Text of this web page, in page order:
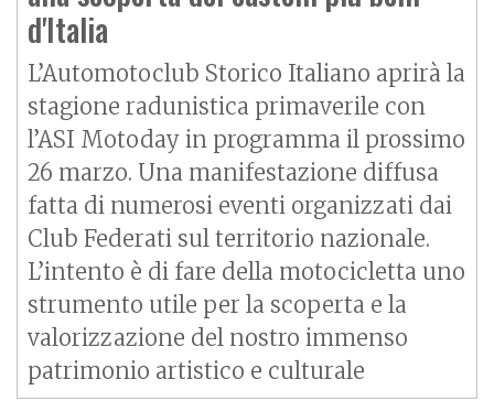
d'Italia
L’Automotoclub Storico Italiano aprirà la
stagione radunistica primaverile con
l’ASI Motoday in programma il prossimo
26 marzo. Una manifestazione diffusa
fatta di numerosi eventi organizzati dai
Club Federati sul territorio nazionale.
L’intento è di fare della motocicletta uno
strumento utile per la scoperta e la
valorizzazione del nostro immenso
patrimonio artistico e culturale